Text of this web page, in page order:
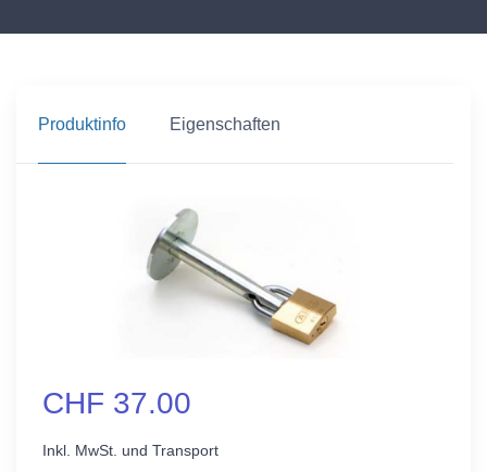
Produktinfo Eigenschaften
CHF 37.00
Inkl. MwSt. und Transport